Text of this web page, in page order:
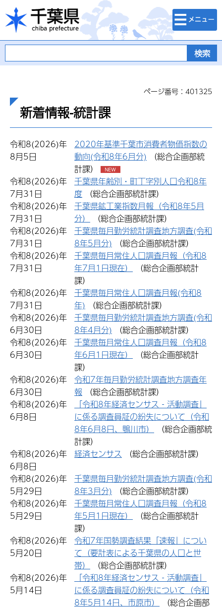
千葉県
検索・メニュ
ー
ページ番号：401325
新着情報-統計課
令和8(2026)年
8月5日
2020年基準千葉市消費者物価指数の
動向(令和8年6月分)
計課）
令和8(2026)年
7月31日
千葉県年齢別・町丁字別人口令和8年
度
（総合企画部統計課）
令和8(2026)年
7月31日
千葉県鉱工業指数月報（令和8年5月
分）
（総合企画部統計課）
令和8(2026)年
7月31日
千葉県毎月勤労統計調査地方調査(令和
8年5月分)
（総合企画部統計課）
令和8(2026)年
7月31日
千葉県毎月常住人口調査月報（令和8
年7月1日現在）
課）
令和8(2026)年
7月31日
千葉県毎月常住人口調査月報(令和8
年)
（総合企画部統計課）
令和8(2026)年
6月30日
千葉県毎月勤労統計調査地方調査(令和
8年4月分)
（総合企画部統計課）
令和8(2026)年
6月30日
千葉県毎月常住人口調査月報（令和8
年6月1日現在）
課）
令和8(2026)年
6月30日
令和7年毎月勤労統計調査地方調査年
報
（総合企画部統計課）
令和8(2026)年
6月8日
「令和8年経済センサス‐活動調査」
に係る調査員証の紛失について（令和
8年6月8日、鴨川市）
計課）
令和8(2026)年
6月8日
経済センサス
（総合企画部統計課）
令和8(2026)年
5月29日
千葉県毎月勤労統計調査地方調査(令和
8年3月分)
（総合企画部統計課）
令和8(2026)年
5月29日
千葉県毎月常住人口調査月報（令和8
年5月1日現在）
課）
令和8(2026)年
5月20日
令和7年国勢調査結果「速報」につい
て（要計表による千葉県の人口と世
帯）
（総合企画部統計課）
令和8(2026)年
5月14日
「令和8年経済センサス‐活動調査」
に係る調査員証の紛失について（令和
8年5月14日、市原市）